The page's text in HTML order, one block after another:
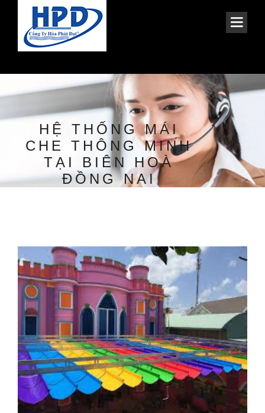
HỆ THỐNG MÁI
CHE THÔNG MINH
TẠI BIÊN HOÀ
ĐỒNG NAI